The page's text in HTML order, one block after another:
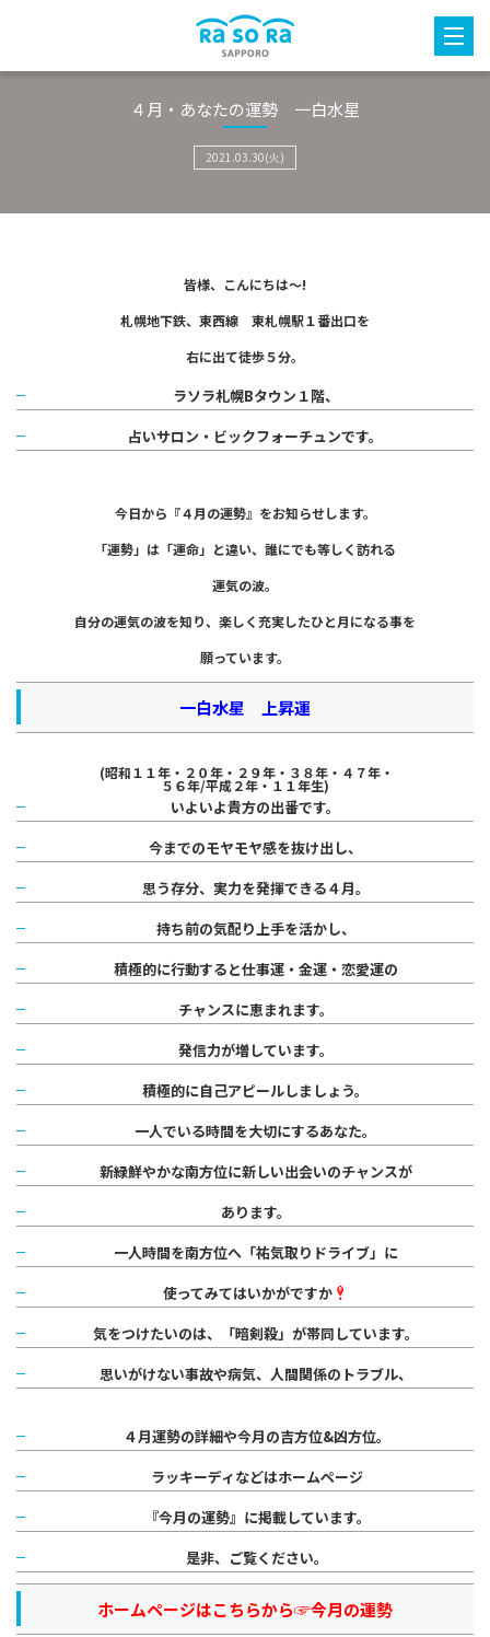
４月・あなたの運勢 一白水星
2021.03.30(火)
皆様、こんにちは～!
札幌地下鉄、東西線 東札幌駅１番出口を
右に出て徒歩５分。
ラソラ札幌Bタウン１階、
占いサロン・ビックフォーチュンです。
今日から『４月の運勢』をお知らせします。
「運勢」は「運命」と違い、誰にでも等しく訪れる
運気の波。
自分の運気の波を知り、楽しく充実したひと月になる事を
願っています。
一白水星 上昇運
(昭和１１年・２０年・２９年・３８年・ ４７年・
５６年/平成２年・１１年生)
いよいよ貴方の出番です。
今までのモヤモヤ感を抜け出し、
思う存分、実力を発揮できる４月。
持ち前の気配り上手を活かし、
積極的に行動すると仕事運・金運・ 恋愛運の
チャンスに恵まれます。
発信力が増しています。
積極的に自己アピールしましょう。
一人でいる時間を大切にするあなた。
新緑鮮やかな南方位に新しい出会いのチャンスが
あります。
一人時間を南方位へ「祐気取りドライブ」に
使ってみてはいかがですか
気をつけたいのは、「暗剣殺」が帯同しています。
思いがけない事故や病気、人間関係のトラブル、
４月運勢の詳細や今月の吉方位&凶方位。
ラッキーディなどはホームページ
『今月の運勢』に掲載しています。
是非、ご覧ください。
ホームページはこちらから☞今月の運勢